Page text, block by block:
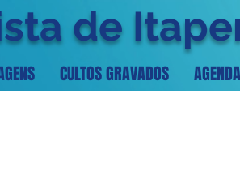
CULTOS GRAVADOS AGENDA
de